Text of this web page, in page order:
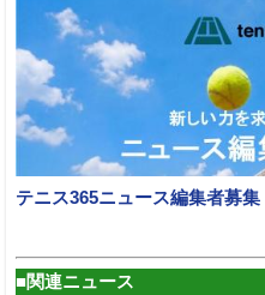
テニス365ニュース編集者募集
■関連ニュース